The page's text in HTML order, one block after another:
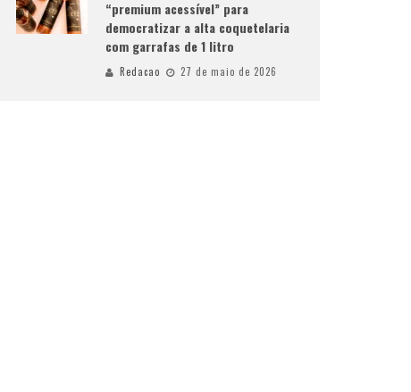
“premium acessível” para
democratizar a alta coquetelaria
com garrafas de 1 litro
Redacao 27 de maio de 2026